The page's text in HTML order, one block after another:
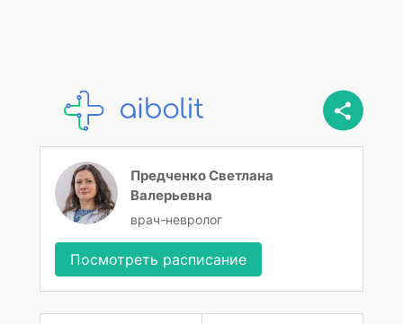
Предченко Светлана
Валерьевна
врач-невролог
Посмотреть расписание